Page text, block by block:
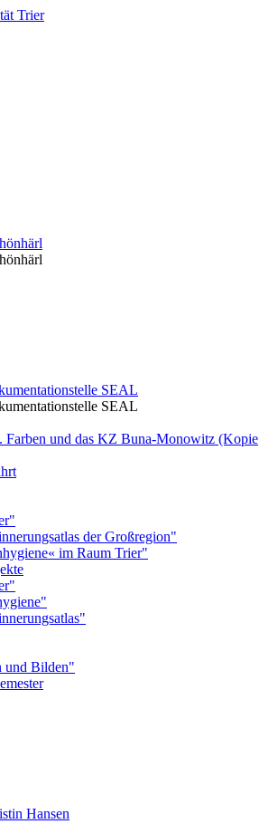
SEAL
SEAL
Farben und das KZ Buna-Monowitz (Kopie
der Großregion"
im Raum Trier"
und Bilden"
Hansen